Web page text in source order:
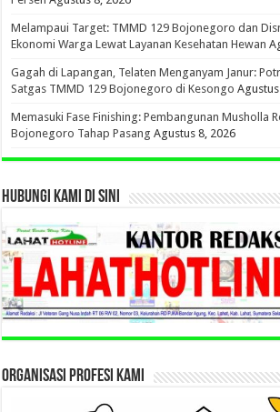
Melampaui Target: TMMD 129 Bojonegoro dan
Ekonomi Warga Lewat Layanan Kesehatan Hewan
Gagah di Lapangan, Telaten Menganyam Janur:
Satgas TMMD 129 Bojonegoro di Kesongo
Memasuki Fase Finishing: Pembangunan Musholla
Bojonegoro Tahap Pasang Agustus 8, 2026
HUBUNGI KAMI DI SINI
ORGANISASI PROFESI KAMI